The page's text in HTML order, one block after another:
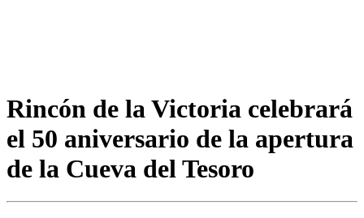
Rincón de la Victoria celebrará
el 50 aniversario de la apertura
de la Cueva del Tesoro